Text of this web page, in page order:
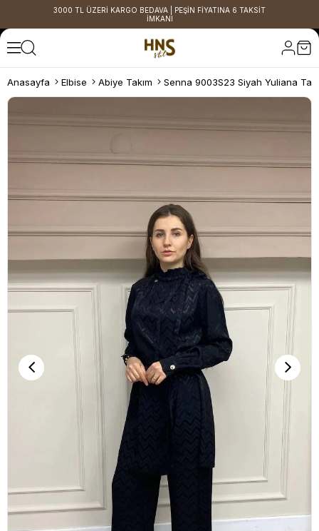
3000 TL ÜZERİ KARGO BEDAVA | PEŞİN FİYATINA 6 TAKSİT
İMKANI
Anasayfa Elbise Abiye Takım Senna 9003S23 Siyah Yuliana